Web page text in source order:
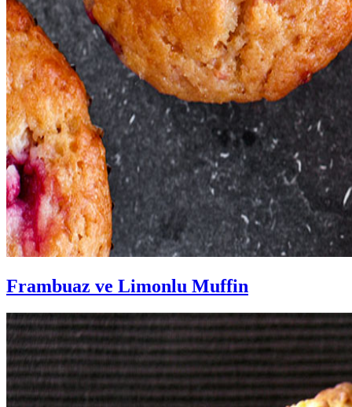
Frambuaz ve Limonlu Muffin